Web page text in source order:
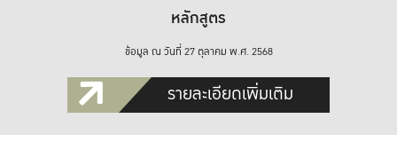
หลักสูตร
ข้อมูล ณ วันที่ 27 ตุลาคม พ.ศ. 2568
รายละเอียดเพิ่มเติม